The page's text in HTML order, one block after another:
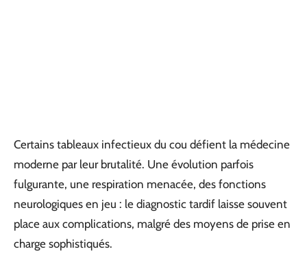
Certains tableaux infectieux du cou défient la médecine
moderne par leur brutalité. Une évolution parfois
fulgurante, une respiration menacée, des fonctions
neurologiques en jeu : le diagnostic tardif laisse souvent
place aux complications, malgré des moyens de prise en
charge sophistiqués.